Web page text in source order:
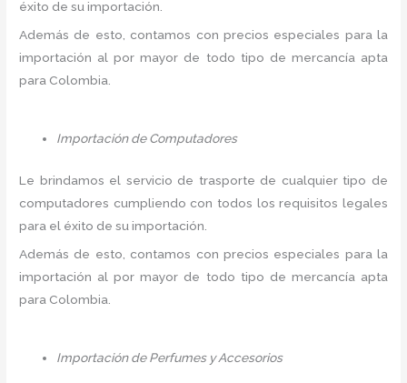
éxito de su importación.
Además de esto, contamos con precios especiales para la
importación al por mayor de todo tipo de mercancía apta
para Colombia.
Importación de Computadores
Le brindamos el servicio de trasporte de cualquier tipo de
computadores cumpliendo con todos los requisitos legales
para el éxito de su importación.
Además de esto, contamos con precios especiales para la
importación al por mayor de todo tipo de mercancía apta
para Colombia.
Importación de Perfumes y Accesorios